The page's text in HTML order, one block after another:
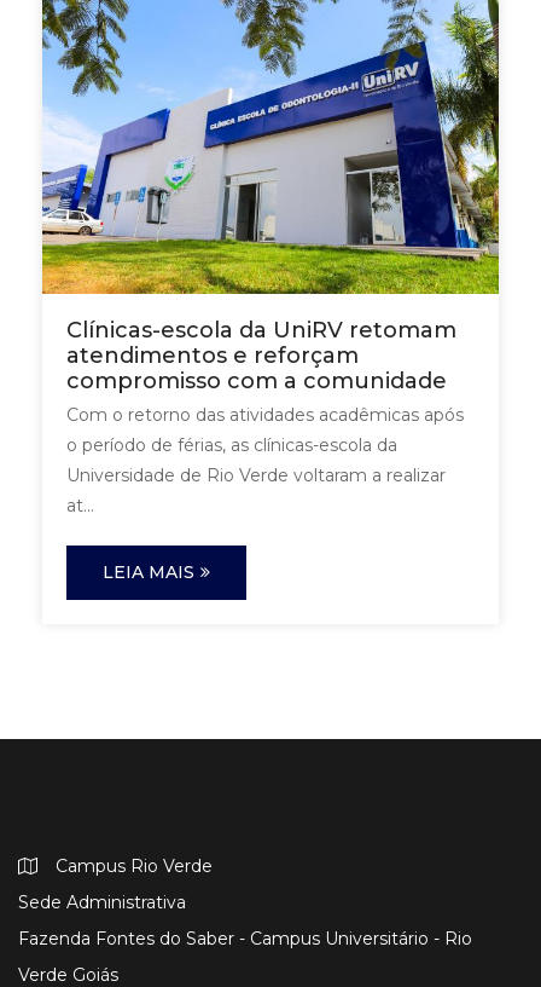
Clínicas-escola da UniRV retomam
atendimentos e reforçam
compromisso com a comunidade
Com o retorno das atividades acadêmicas após
o período de férias, as clínicas-escola da
Universidade de Rio Verde voltaram a realizar
at...
LEIA MAIS
Campus Rio Verde
Sede Administrativa
Fazenda Fontes do Saber - Campus Universitário - Rio
Verde Goiás